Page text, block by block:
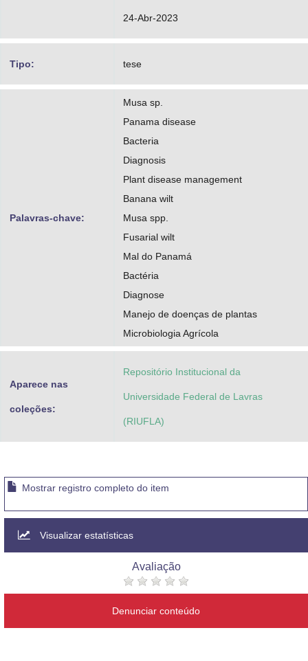
24-Abr-2023
Tipo: tese
Palavras-chave:
Musa sp.
Panama disease
Bacteria
Diagnosis
Plant disease management
Banana wilt
Musa spp.
Fusarial wilt
Mal do Panamá
Bactéria
Diagnose
Manejo de doenças de plantas
Microbiologia Agrícola
Aparece nas
coleções:
Repositório Institucional da
Universidade Federal de Lavras
(RIUFLA)
Mostrar registro completo do item
Visualizar estatísticas
Avaliação
Denunciar conteúdo